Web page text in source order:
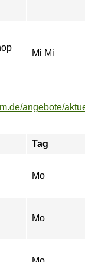
Mi Mi
Tag
Mo
Mo